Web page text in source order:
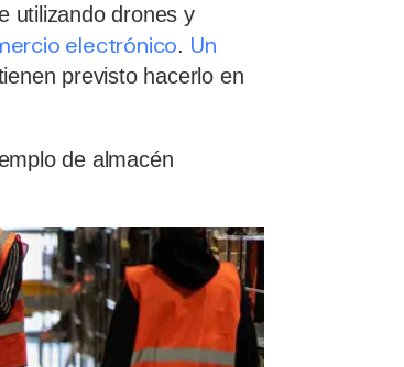
utilizando drones y
electrónico. Un
previsto hacerlo en
de almacén